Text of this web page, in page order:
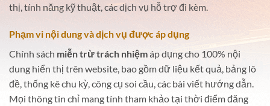
thị, tính năng kỹ thuật, các dịch vụ hỗ trợ đi kèm.
Phạm vi nội dung và dịch vụ được áp dụng
Chính sách miễn trừ trách nhiệmáp dụng cho 100% nội
dung hiển thị trên website, bao gồm dữ liệu kết quả, bảng lô
đề, thống kê chu kỳ, công cụ soi cầu, các bài viết hướng dẫn.
Mọi thông tin chỉ mang tính tham khảo tại thời điểm đăng